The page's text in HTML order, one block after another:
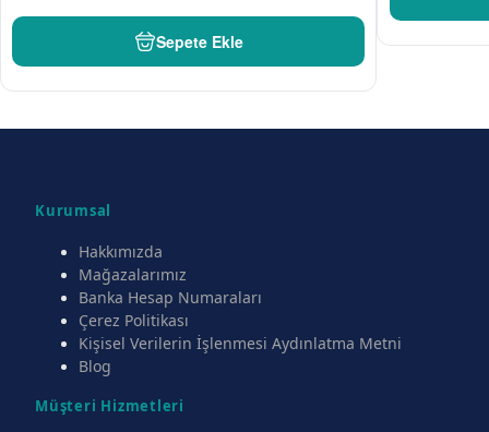
Sepete Ekle
Kurumsal
Hakkımızda
Mağazalarımız
Banka Hesap Numaraları
Çerez Politikası
Kişisel Verilerin İşlenmesi Aydınlatma Metni
Blog
Müşteri Hizmetleri